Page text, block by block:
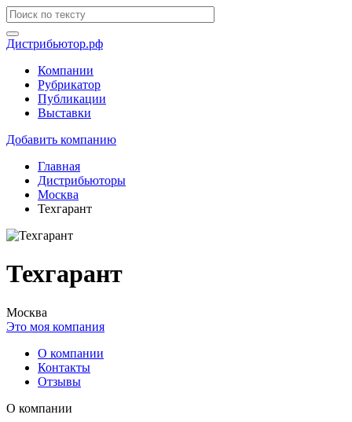
Дистрибьютор.рф
Компании
Рубрикатор
Публикации
Выставки
Добавить компанию
Главная
Дистрибьюторы
Москва
Техгарант
Техгарант
Москва
Это моя компания
О компании
Контакты
Отзывы
О компании